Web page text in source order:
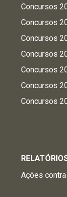
Concursos
Concursos
Concursos
Concursos
Concursos
Concursos
Concursos
Ações